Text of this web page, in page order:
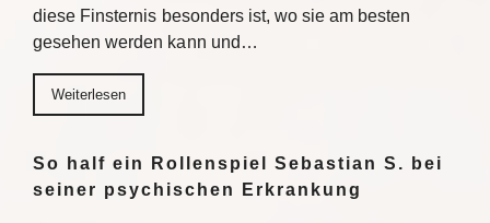
diese Finsternis besonders ist, wo sie am besten
gesehen werden kann und…
Weiterlesen
So half ein Rollenspiel Sebastian S. bei
seiner psychischen Erkrankung